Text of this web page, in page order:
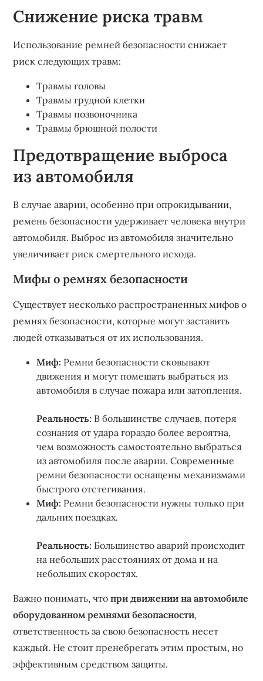
Снижение риска травм
Использование ремней безопасности снижает
риск следующих травм:
Травмы головы
Травмы грудной клетки
Травмы позвоночника
Травмы брюшной полости
Предотвращение выброса
из автомобиля
В случае аварии, особенно при опрокидывании,
ремень безопасности удерживает человека внутри
автомобиля. Выброс из автомобиля значительно
увеличивает риск смертельного исхода.
Мифы о ремнях безопасности
Существует несколько распространенных мифов о
ремнях безопасности, которые могут заставить
людей отказываться от их использования.
Миф: Ремни безопасности сковывают
движения и могут помешать выбраться из
автомобиля в случае пожара или затопления.
Реальность: В большинстве случаев, потеря
сознания от удара гораздо более вероятна,
чем возможность самостоятельно выбраться
из автомобиля после аварии. Современные
ремни безопасности оснащены механизмами
быстрого отстегивания.
Миф: Ремни безопасности нужны только при
дальних поездках.
Реальность: Большинство аварий происходит
на небольших расстояниях от дома и на
небольших скоростях.
Важно понимать, чтопри движении на автомобиле
оборудованном ремнями безопасности,
ответственность за свою безопасность несет
каждый. Не стоит пренебрегать этим простым, но
эффективным средством защиты.